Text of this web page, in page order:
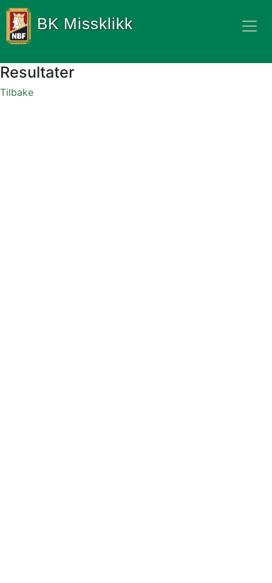
BK Missklikk
Resultater
Tilbake